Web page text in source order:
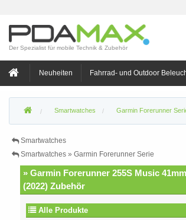
Der Spezialist für mobile Technik & Zubehör
Neuheiten Fahrrad- und Outdoor
Smartwatches Garmin Forerunner
Smartwatches
Smartwatches » Garmin Forerunner Serie
» Garmin Forerunner 255S Music 41mm
(2022) Zubehör
Alle Produkte